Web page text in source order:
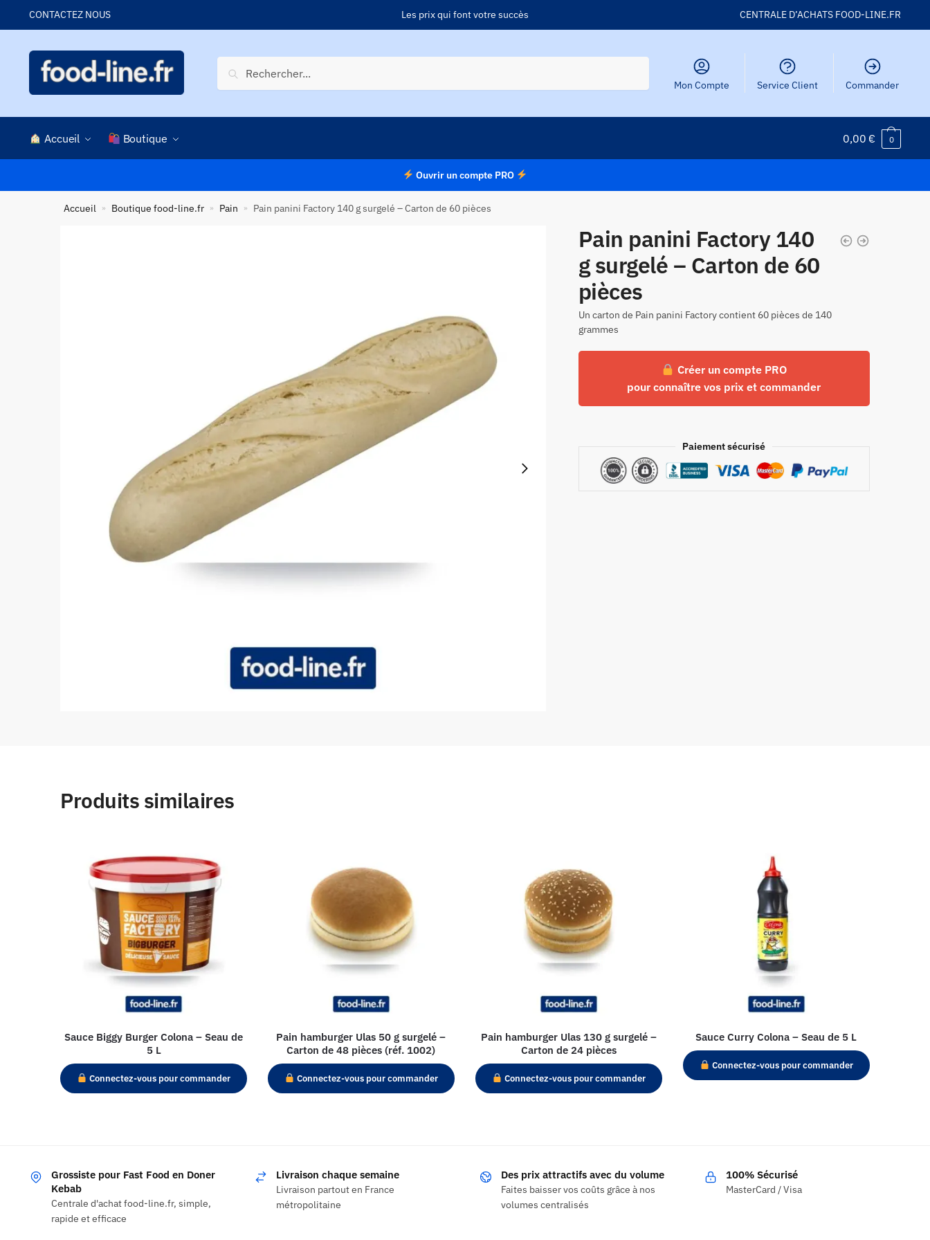
CONTACTEZ NOUS Les prix qui font votre succès CENTRALE D’ACHATS FOOD-LINE.FR
pour :
Recherche
Mon Compte Service Client Commander
Accueil Boutique 0,00 € 0
Ouvrir un compte PRO
Accueil » Boutique food-line.fr » Pain » Pain panini Factory 140 g surgelé – Carton de 60 pièces
Pain panini Factory 140
g surgelé – Carton de 60
pièces
Un carton de Pain panini Factory contient 60 pièces de 140
grammes
Créer un compte PRO
pour connaître vos prix et commander
Paiement sécurisé
Produits similaires
Sauce Biggy Burger Colona – Seau de
5 L
Connectez-vous pour commander
Pain hamburger Ulas 50 g surgelé –
Carton de 48 pièces (réf. 1002)
Connectez-vous pour commander
Pain hamburger Ulas 130 g surgelé –
Carton de 24 pièces
Connectez-vous pour commander
Sauce Curry Colona – Seau de 5 L
Connectez-vous pour commander
Grossiste pour Fast Food en Doner
Kebab
Centrale d'achat food-line.fr, simple,
rapide et efficace
Livraison chaque semaine
Livraison partout en France
métropolitaine
Des prix attractifs avec du volume
Faites baisser vos coûts grâce à nos
volumes centralisés
100% Sécurisé
MasterCard / Visa